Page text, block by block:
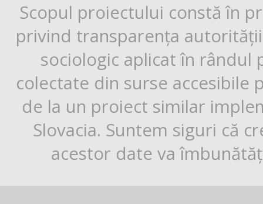
Scopul proiectului constă în
privind transparența
sociologic aplicat în rândul
colectate din surse
de la un proiect similar
Slovacia. Suntem siguri că
acestor date va